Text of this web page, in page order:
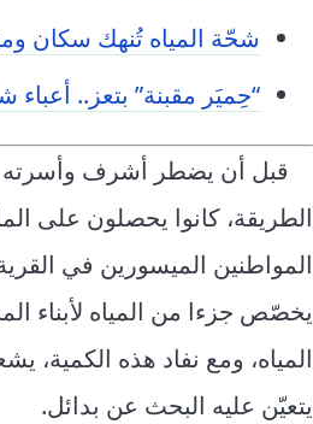
شحّة المياه تُنهك سكان
“حِميَر مقبنة” بتعز.. أعباء
قبل أن يضطر أشرف وأسرته
الطريقة، كانوا يحصلون على
المواطنين الميسورين في
يخصّص جزءا من المياه لأبناء
المياه، ومع نفاد هذه الكمية،
يتعيّن عليه البحث عن بدائل.